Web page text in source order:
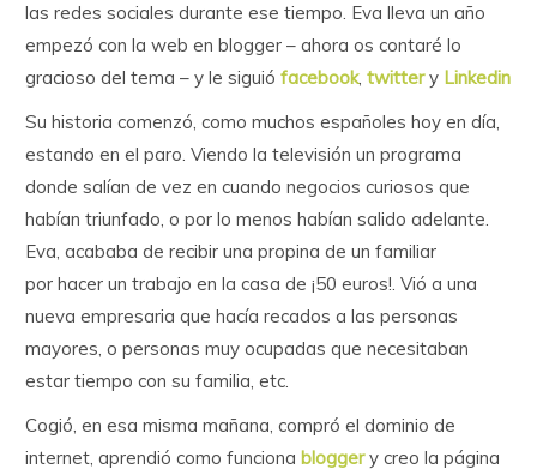
las redes sociales durante ese tiempo. Eva lleva un año
empezó con la web en blogger – ahora os contaré lo
gracioso del tema – y le siguió facebook, twittery Linkedin
Su historia comenzó, como muchos españoles hoy en día,
estando en el paro. Viendo la televisión un programa
donde salían de vez en cuando negocios curiosos que
habían triunfado, o por lo menos habían salido adelante.
Eva, acababa de recibir una propina de un familiar
por hacer un trabajo en la casa de ¡50 euros!. Vió a una
nueva empresaria que hacía recados a las personas
mayores, o personas muy ocupadas que necesitaban
estar tiempo con su familia, etc.
Cogió, en esa misma mañana, compró el dominio de
internet, aprendió como funciona bloggery creo la página